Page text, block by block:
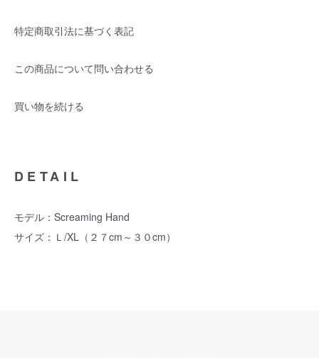
特定商取引法に基づく表記
この商品について問い合わせる
買い物を続ける
DETAIL
モデル：Screaming Hand
サイズ：Ｌ/XL（２７cm～３０cm）